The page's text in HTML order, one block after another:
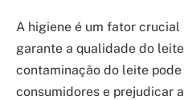
A higiene é um fator crucial
garante a qualidade do
contaminação do leite
consumidores e prejudicar